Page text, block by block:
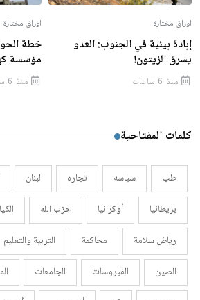
اوراق مختارة
إبادة بيئية في الجنوب: العدو
يسرق الزيتون!
منذ 6 ساعات
اوراق مختارة
خطة
مؤسسة
منذ 6 ساعات
كلمات المفتاحية
طب سياسه تجاره لبنان
بريطانيا
أوكرانيا حزب الله
رياض سلامة
محاكمة التربية والتعليم
الصين
الفيروسات الجامعات